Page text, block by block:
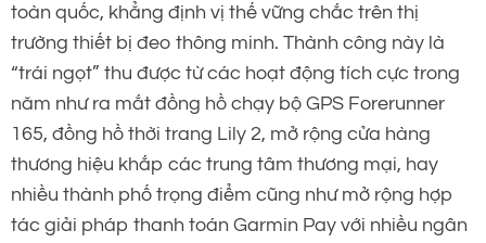
toàn quốc, khẳng định vị thế vững chắc trên thị
trường thiết bị đeo thông minh. Thành công này là
“trái ngọt” thu được từ các hoạt động tích cực trong
năm như ra mắt đồng hồ chạy bộ GPS Forerunner
165, đồng hồ thời trang Lily 2, mở rộng cửa hàng
thương hiệu khắp các trung tâm thương mại, hay
nhiều thành phố trọng điểm cũng như mở rộng hợp
tác giải pháp thanh toán Garmin Pay với nhiều ngân